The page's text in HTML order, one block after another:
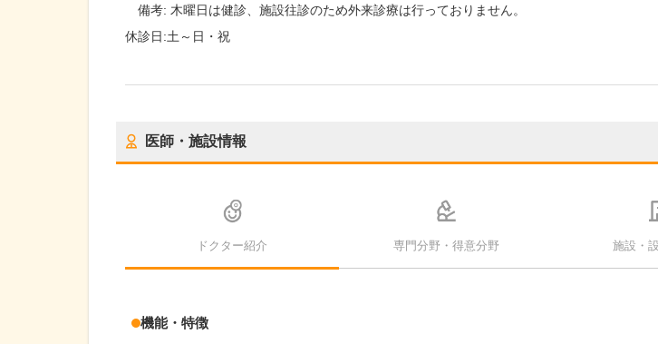
備考: 木曜日は健診、施設往診のため外来診療は行っておりません。
休診日:土～日・祝
医師・施設情報
ドクター紹介 専門分野・得意分野 施設・
機能・特徴